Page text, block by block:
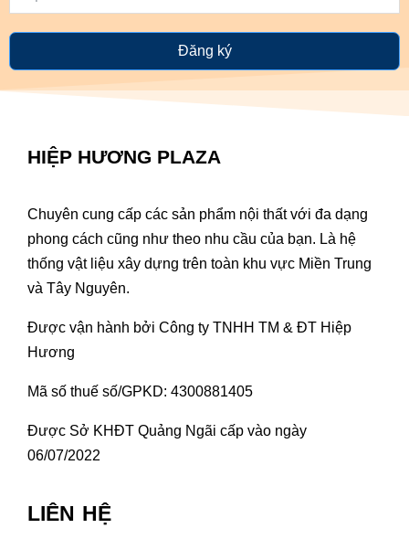
Đăng ký
HIỆP HƯƠNG PLAZA
Chuyên cung cấp các sản phẩm nội thất với đa dạng
phong cách cũng như theo nhu cầu của bạn. Là hệ
thống vật liệu xây dựng trên toàn khu vực Miền Trung
và Tây Nguyên.
Được vận hành bởi Công ty TNHH TM & ĐT Hiệp
Hương
Mã số thuế số/GPKD: 4300881405
Được Sở KHĐT Quảng Ngãi cấp vào ngày
06/07/2022
LIÊN HỆ